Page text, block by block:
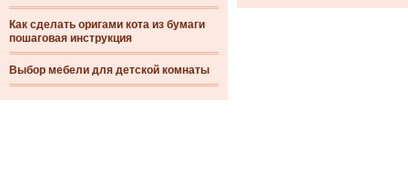
Как сделать оригами кота из бумаги
пошаговая инструкция
Выбор мебели для детской комнаты